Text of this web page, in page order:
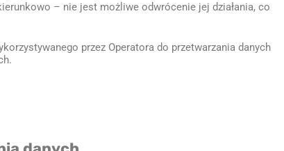
– nie jest możliwe odwrócenie jej działania, co
przez Operatora do przetwarzania danych